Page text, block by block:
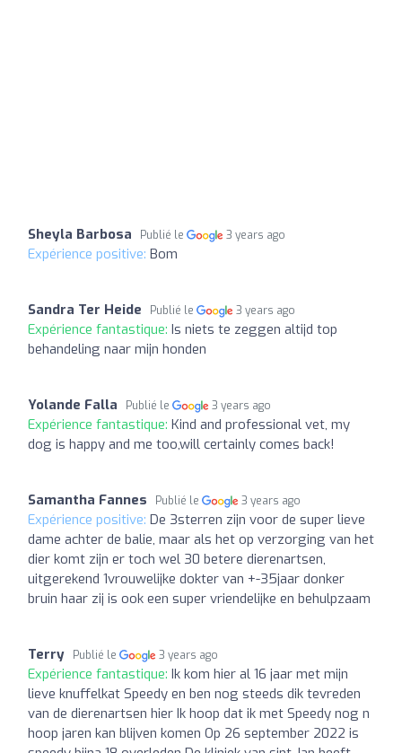
Sheyla Barbosa Publié le 3 years ago
Expérience positive: Bom
Sandra Ter Heide Publié le 3 years ago
Expérience fantastique: Is niets te zeggen altijd top
behandeling naar mijn honden
Yolande Falla Publié le 3 years ago
Expérience fantastique: Kind and professional vet, my
dog is happy and me too,will certainly comes back!
Samantha Fannes Publié le 3 years ago
Expérience positive: De 3sterren zijn voor de super lieve
dame achter de balie, maar als het op verzorging van het
dier komt zijn er toch wel 30 betere dierenartsen,
uitgerekend 1vrouwelijke dokter van +-35jaar donker
bruin haar zij is ook een super vriendelijke en behulpzaam
Terry Publié le 3 years ago
Expérience fantastique: Ik kom hier al 16 jaar met mijn
lieve knuffelkat Speedy en ben nog steeds dik tevreden
van de dierenartsen hier Ik hoop dat ik met Speedy nog n
hoop jaren kan blijven komen Op 26 september 2022 is